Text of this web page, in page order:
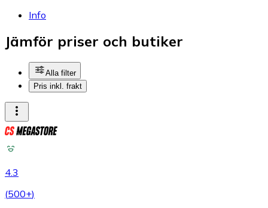
Info
Jämför priser och butiker
Alla filter
Pris inkl. frakt
4.3
(500+)